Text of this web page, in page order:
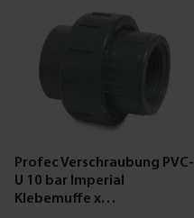
Profec Verschraubung PVC-
U 10 bar Imperial
Klebemuffe x